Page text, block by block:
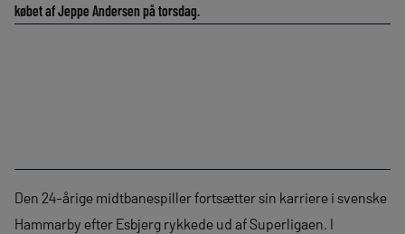
købet af Jeppe Andersen på torsdag.
Den 24-årige midtbanespiller fortsætter sin karriere i svenske
Hammarby efter Esbjerg rykkede ud af Superligaen. I